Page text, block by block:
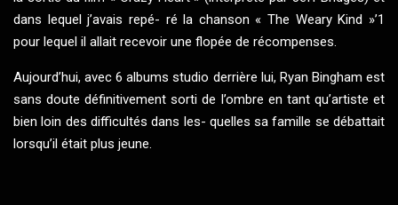
dans lequel j’avais repé- ré la chanson « The Weary Kind »’1
pour lequel il allait recevoir une flopée de récompenses.
Aujourd’hui, avec 6 albums studio derrière lui, Ryan Bingham est
sans doute définitivement sorti de l’ombre en tant qu’artiste et
bien loin des difficultés dans les- quelles sa famille se débattait
lorsqu’il était plus jeune.